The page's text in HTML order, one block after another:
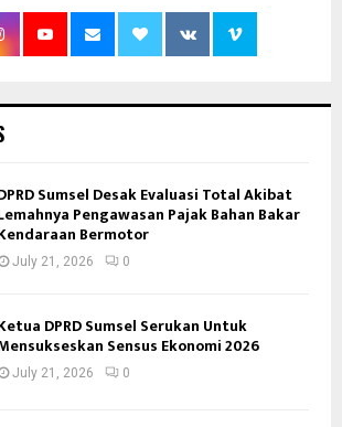
Sumsel Desak Evaluasi Total Akibat
Pengawasan Pajak Bahan Bakar
Bermotor
July 21, 2026 0
DPRD Sumsel Serukan Untuk
Sensus Ekonomi 2026
July 21, 2026 0